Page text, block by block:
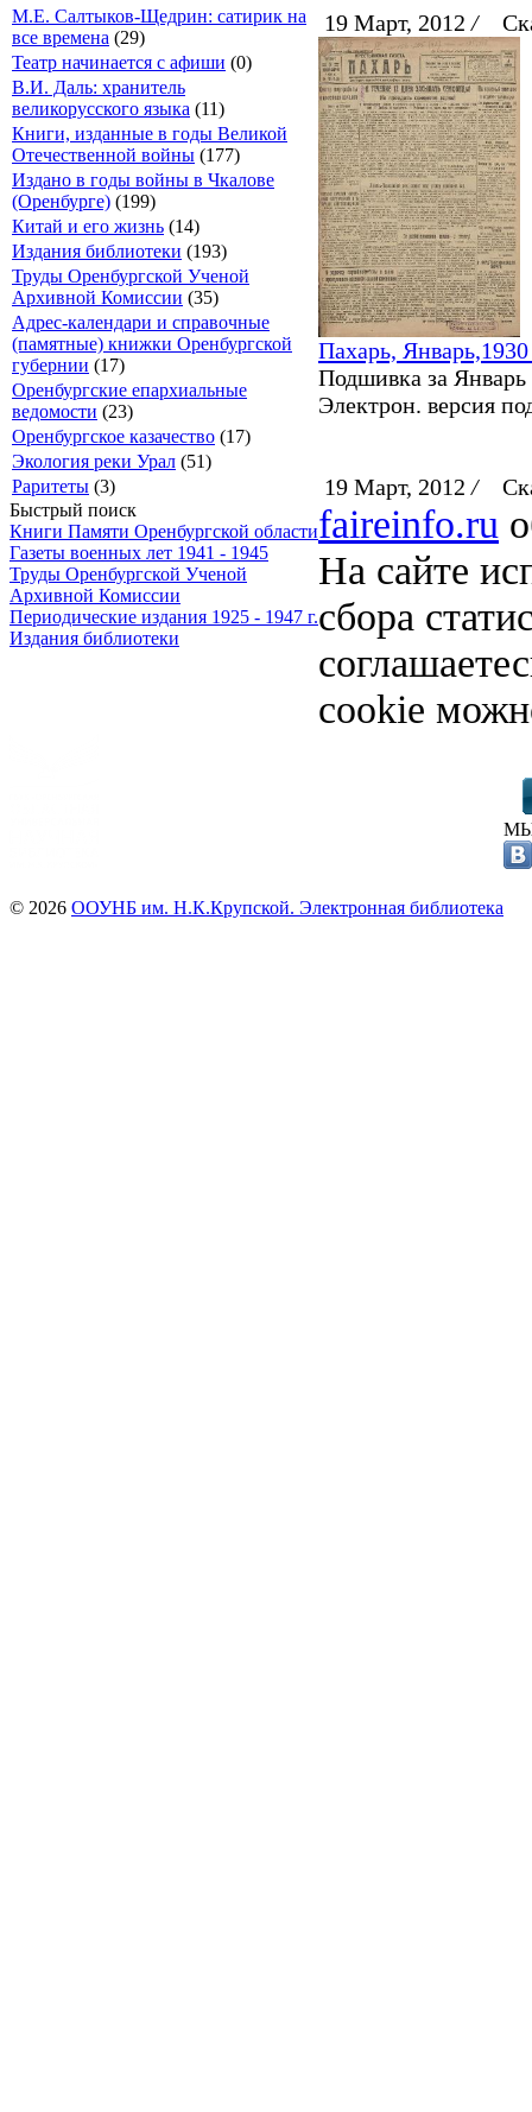
М.Е. Салтыков-Щедрин: сатирик на
все времена (29)
Театр начинается с афиши (0)
В.И. Даль: хранитель
великорусского языка (11)
Книги, изданные в годы Великой
Отечественной войны (177)
Издано в годы войны в Чкалове
(Оренбурге) (199)
Китай и его жизнь (14)
Издания библиотеки (193)
Труды Оренбургской Ученой
Архивной Комиссии (35)
Адрес-календари и справочные
(памятные) книжки Оренбургской
губернии (17)
Оренбургские епархиальные
ведомости (23)
Оренбургское казачество (17)
Экология реки Урал (51)
Раритеты (3)
Быстрый поиск
Книги Памяти Оренбургской области
Газеты военных лет 1941 - 1945
Труды Оренбургской Ученой
Архивной Комиссии
Периодические издания 1925 - 1947 г.
Издания библиотеки
19 Март, 2012/
Пахарь, Январь,1930
Подшивка за
Электрон. версия
19 Март, 2012/
faireinfo.ru
На сайте
сбора
cookie
© 2026 ООУНБ им. Н.К.Крупской. Электронная библиотека